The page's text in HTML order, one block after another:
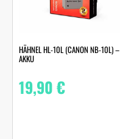
HÄHNEL HL-10L (CANON NB-10L) –
AKKU
19,90€